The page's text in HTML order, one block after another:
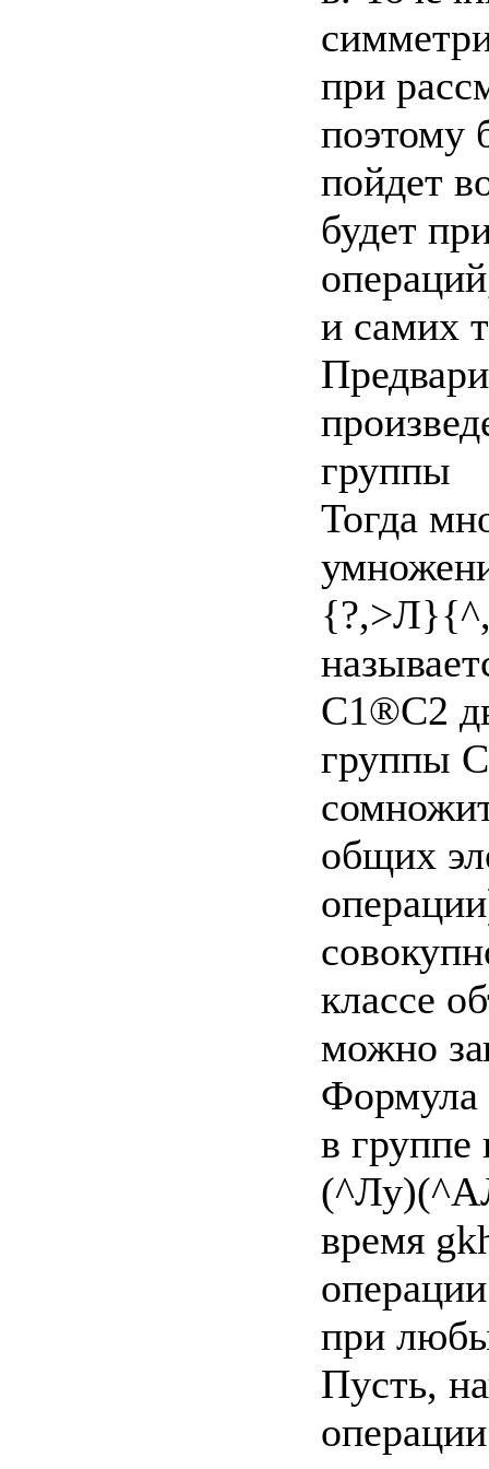
при
поэтому
пойдет
будет
и самих
группы
Тогда
С1®С2
группы
общих
классе
можно
Формула
в группе
время
при
Пусть,